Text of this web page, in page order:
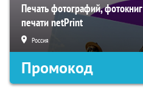
Печать фотографий,
печати netPrint
Россия
Промокод